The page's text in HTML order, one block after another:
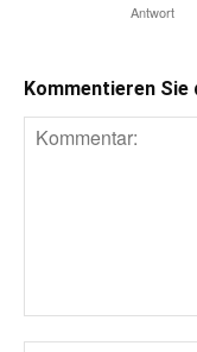
Antwort
Kommentieren Sie